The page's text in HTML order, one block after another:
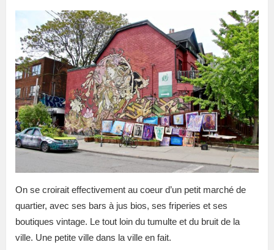
On se croirait effectivement au coeur d’un petit marché de
quartier, avec ses bars à jus bios, ses friperies et ses
boutiques vintage. Le tout loin du tumulte et du bruit de la
ville. Une petite ville dans la ville en fait.